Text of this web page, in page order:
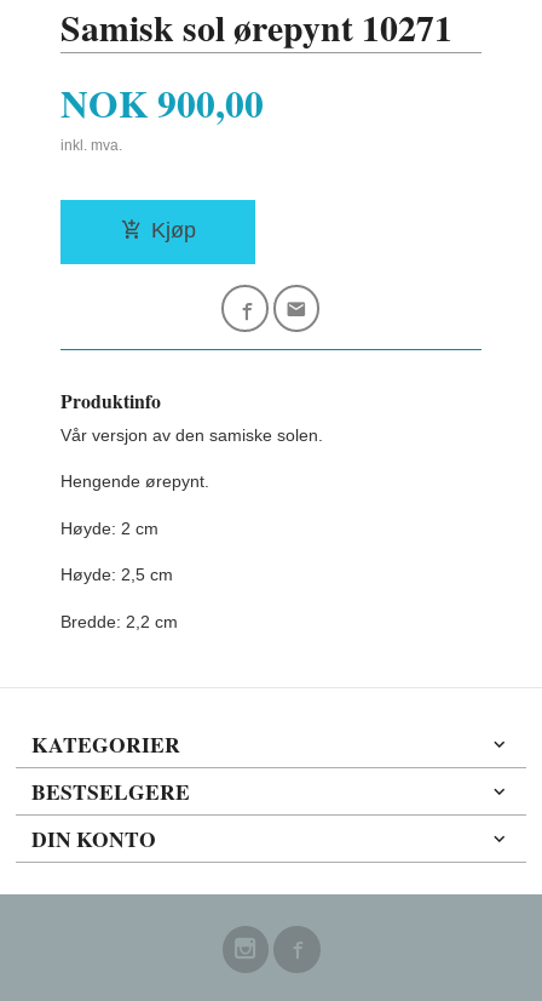
Samisk sol ørepynt 10271
Pris
NOK900,00
inkl. mva.
Kjøp
Produktinfo
Vår versjon av den samiske solen.
Hengende ørepynt.
Høyde: 2 cm
Høyde: 2,5 cm
Bredde: 2,2 cm
KATEGORIER
BESTSELGERE
DIN KONTO